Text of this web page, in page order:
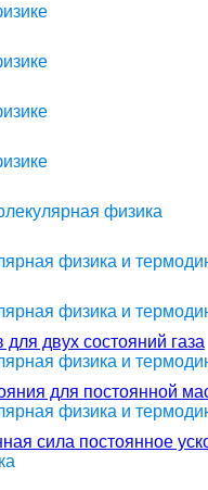
физика
физика и
физика и
двух состояний газа
физика и
для постоянной
физика и
сила постоянное